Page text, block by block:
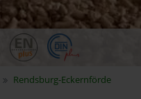
Rendsburg-Eckernförde